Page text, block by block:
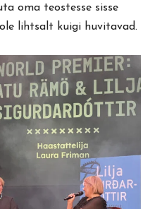
oma teostesse sisse
lihtsalt kuigi huvitavad.